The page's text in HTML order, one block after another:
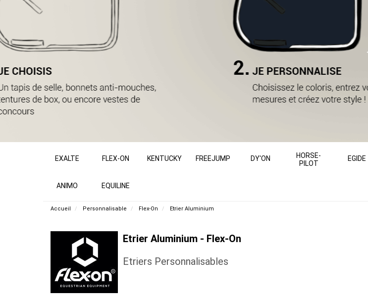
EXALTE FLEX-ON KENTUCKY FREEJUMP DY'ON
HORSE-
PILOT
EGIDE
ANIMO EQUILINE
Accueil Personnalisable Flex-On Etrier Aluminium
Etrier Aluminium - Flex-On
Etriers Personnalisables